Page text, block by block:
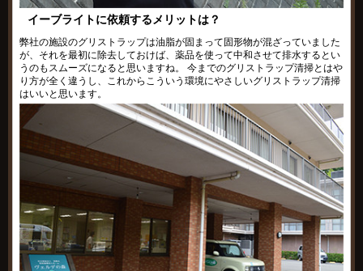
イーブライトに依頼するメリットは？
弊社の施設のグリストラップは油脂が固まって固形物が混ざっていました
が、それを最初に除去しておけば、薬品を使って中和させて排水するとい
うのもスムーズになると思いますね。 今までのグリストラップ清掃とはや
り方が全く違うし、これからこういう環境にやさしいグリストラップ清掃
はいいと思います。